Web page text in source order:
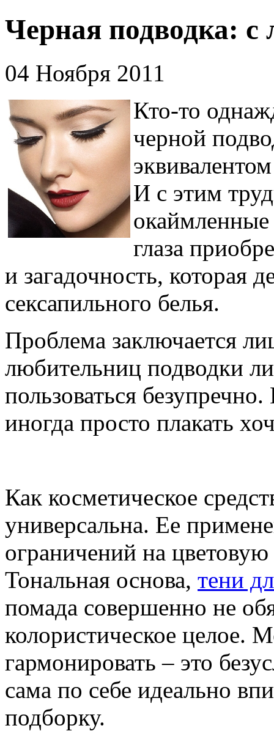
Черная подводка: с
04 Ноября 2011
Кто-то
черной
И с этим
глаза
и загадочность, которая
сексапильного белья.
Проблема заключается
любительниц подводки
пользоваться
иногда просто плакать
Как косметическое
универсальна. Ее
ограничений на
Тональная основа, тени
помада совершенно не
колористическое
гармонировать – это
сама по себе идеально
подборку.